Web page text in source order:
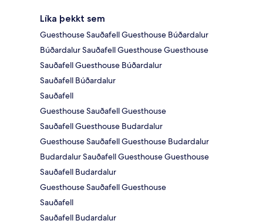
Líka þekkt sem
Guesthouse Sauðafell Guesthouse Búðardalur
Búðardalur Sauðafell Guesthouse Guesthouse
Sauðafell Guesthouse Búðardalur
Sauðafell Búðardalur
Sauðafell
Guesthouse Sauðafell Guesthouse
Sauðafell Guesthouse Budardalur
Guesthouse Sauðafell Guesthouse Budardalur
Budardalur Sauðafell Guesthouse Guesthouse
Sauðafell Budardalur
Guesthouse Sauðafell Guesthouse
Sauðafell
Sauðafell Budardalur